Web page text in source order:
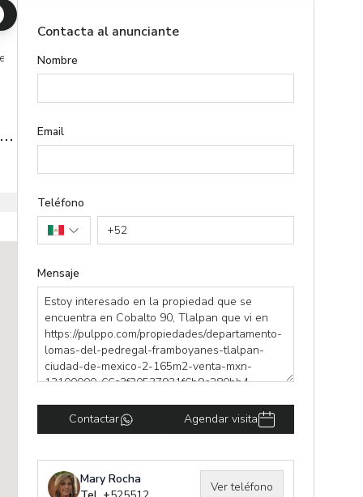
Framboyanes Tlalpan
Departamento en venta Fraccionamiento Lomas del Pedregal 7,000m2 áreas verdes
Contacta al anunciante
Nombre
Email
Teléfono
+52
Mensaje
Contactar Agendar visita
Mary Rocha
Ver teléfono